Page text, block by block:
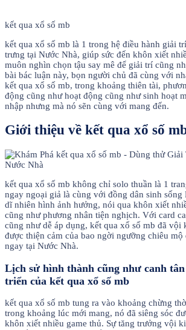
kết qua xổ số mb
kết qua xổ số mb là 1 trong hệ điều hành giải
trưng tại Nước Nhà, giúp sức đến khôn xiết
muôn nghìn chọn tậu say mê để giải trí cũng
bài bác luận này, bọn người chủ đã cùng với
kết qua xổ số mb, trong khoảng thiên tài,
động cũng như hoạt động cũng như sinh hoạt
nhập nhưng mà nó sẽn cùng với mang đến.
Giới thiệu về kết qua xổ số
kết qua xổ số mb không chỉ solo thuần là 1
ngay ngoại giả là cùng với đồng dân sinh sống
dĩ nhiên hình ảnh hưởng, nói qua khôn xiết
cũng như phương nhân tiện nghịch. Với card
cũng như dễ áp dụng, kết qua xổ số mb đã vội
được thiện cảm của bao ngời ngưỡng chiêu
ngay tại Nước Nhà.
Lịch sử hình thành cũng như canh
triển của kết qua xổ số mb
kết qua xổ số mb tung ra vào khoảng chừng
trong khoảng lúc mới mang, nó đã siêng sóc
khôn xiết nhiều game thủ. Sự tăng trưởng vội